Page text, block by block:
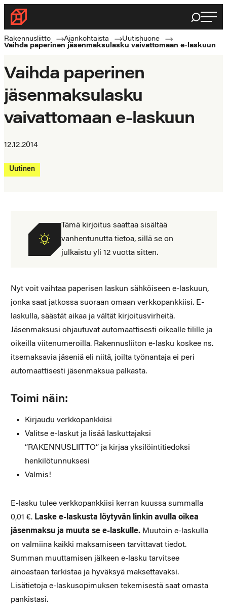
Siirry
suoraan
sisältöön
Rakennusliitto
Rakennusalan
ammattilaisten
Haku
Rakennusliitto Ajankohtaista
Uutishuone
Vaihda paperinen jäsenmaksulasku vaivattomaan e-laskuun
Vaihda paperinen
jäsenmaksulasku
vaivattomaan e-laskuun
12.12.2014
Uutinen
Tämä kirjoitus saattaa sisältää
vanhentunutta tietoa, sillä se on
julkaistu yli 12 vuotta sitten.
Nyt voit vaihtaa paperisen laskun sähköiseen e-laskuun,
jonka saat jatkossa suoraan omaan verkkopankkiisi. E-
laskulla, säästät aikaa ja vältät kirjoitusvirheitä.
Jäsenmaksusi ohjautuvat automaattisesti oikealle tilille ja
oikeilla viitenumeroilla. Rakennusliiton e-lasku koskee ns.
itsemaksavia jäseniä eli niitä, joilta työnantaja ei peri
automaattisesti jäsenmaksua palkasta.
Toimi näin:
Kirjaudu verkkopankkiisi
Valitse e-laskut ja lisää laskuttajaksi
”RAKENNUSLIITTO” ja kirjaa yksilöintitiedoksi
henkilötunnuksesi
Valmis!
E-lasku tulee verkkopankkiisi kerran kuussa summalla
0,01 €. Laske e-laskusta löytyvän linkin avulla oikea
jäsenmaksu ja muuta se e-laskulle.Muutoin e-laskulla
on valmiina kaikki maksamiseen tarvittavat tiedot.
Summan muuttamisen jälkeen e-lasku tarvitsee
ainoastaan tarkistaa ja hyväksyä maksettavaksi.
Lisätietoja e-laskusopimuksen tekemisestä saat omasta
pankistasi.